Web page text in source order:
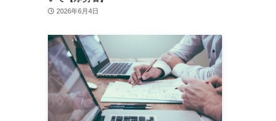
2026年6月4日